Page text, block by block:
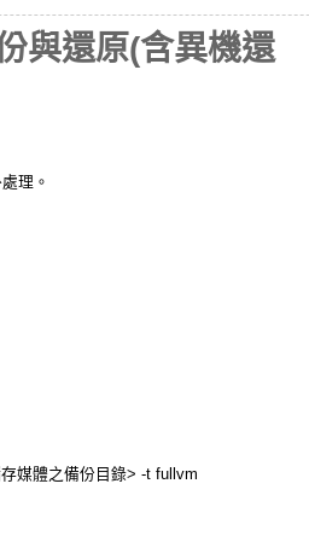
與還原(含異機還
理。
媒體之備份目錄> -t fullvm